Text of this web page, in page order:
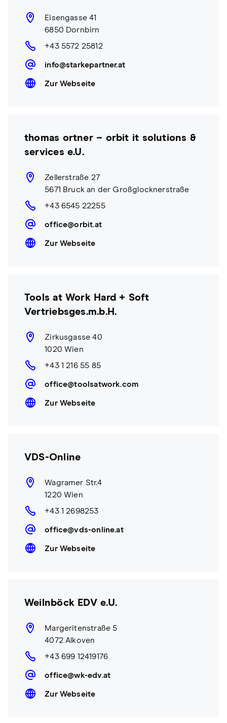
Eisengasse 41
6850 Dornbirn
+43 5572 25812
info@starkepartner.at
Zur Webseite
thomas ortner – orbit it solutions &
services e.U.
Zellerstraße 27
5671 Bruck an der Großglocknerstraße
+43 6545 22255
office@orbit.at
Zur Webseite
Tools at Work Hard + Soft
Vertriebsges.m.b.H.
Zirkusgasse 40
1020 Wien
+43 1 216 55 85
office@toolsatwork.com
Zur Webseite
VDS-Online
Wagramer Str.4
1220 Wien
+43 1 2698253
office@vds-online.at
Zur Webseite
Weilnböck EDV e.U.
Margeritenstraße 5
4072 Alkoven
+43 699 12419176
office@wk-edv.at
Zur Webseite